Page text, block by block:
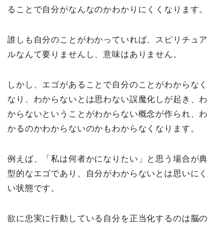
ることで自分がなんなのかわかりにくくなります。
誰しも自分のことがわかっていれば、スピリチュア
ルなんて要りませんし、意味はありません。
しかし、エゴがあることで自分のことがわからなく
なり、わからないとは思わない誤魔化しが起き、わ
からないということがわからない概念が作られ、わ
かるのかわからないのかもわからなくなります。
例えば、「私は何者かになりたい」と思う場合が典
型的なエゴであり、自分がわからないとは思いにく
い状態です。
欲に忠実に行動している自分を正当化するのは脳の